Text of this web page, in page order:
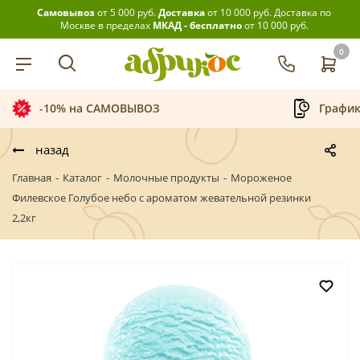
Самовывозот 5 000 руб.Доставкаот 10 000 руб.Доставка по
Москве в пределах МКАД - бесплатноот 10 000 руб.
0
-10% на САМОВЫВОЗ
назад
Главная - Каталог - Молочные продукты - Мороженое
Филевское Голубое небо с ароматом жевательной резинки
2,2кг